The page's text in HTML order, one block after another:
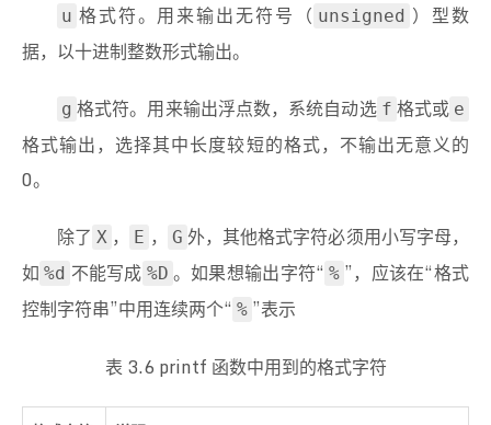
u 格式符。用来输出无符号（ unsigned ）型数
据，以十进制整数形式输出。
g 格式符。用来输出浮点数，系统自动选 f 格式或 e
格式输出，选择其中长度较短的格式，不输出无意义的
0。
除了 X ， E ， G 外，其他格式字符必须用小写字母，
如 %d 不能写成 %D 。如果想输出字符“ % ”，应该在“格式
控制字符串”中用连续两个“ % ”表示
表 3.6 printf 函数中用到的格式字符